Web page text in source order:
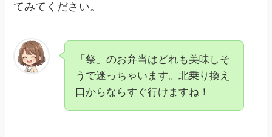
てみてください。
「祭」のお弁当はどれも美味しそ
うで迷っちゃいます。北乗り換え
口からならすぐ行けますね！